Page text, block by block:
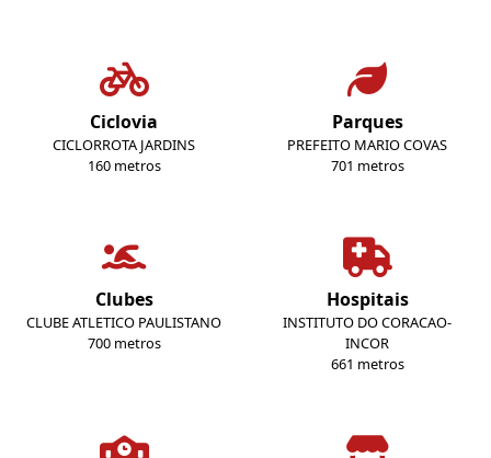
Ciclovia
CICLORROTA JARDINS
160 metros
Parques
PREFEITO MARIO COVAS
701 metros
Clubes
CLUBE ATLETICO PAULISTANO
700 metros
Hospitais
INSTITUTO DO CORACAO-
INCOR
661 metros